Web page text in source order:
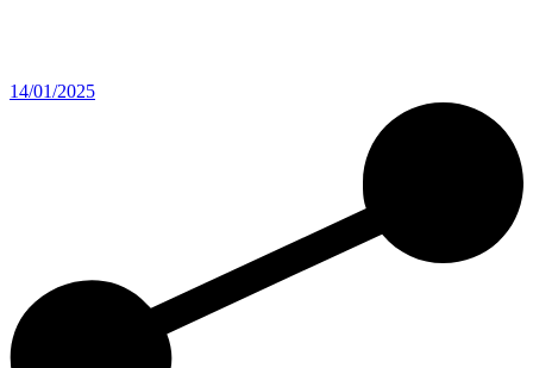
14/01/2025